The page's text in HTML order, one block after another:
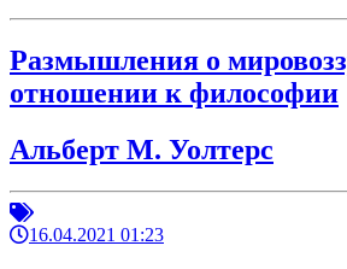
Размышления о
отношении к философии
Альберт М. Уолтерс
16.04.2021 01:23